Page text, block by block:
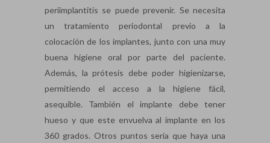
periimplantitis se puede prevenir. Se necesita
un tratamiento periodontal previo a la
colocación de los implantes, junto con una muy
buena higiene oral por parte del paciente.
Además, la prótesis debe poder higienizarse,
permitiendo el acceso a la higiene fácil,
asequible. También el implante debe tener
hueso y que este envuelva al implante en los
360 grados. Otros puntos sería que haya una